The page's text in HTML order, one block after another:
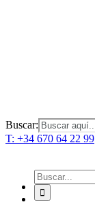
Buscar:
T: +34 670 64 22 99
Buscar: